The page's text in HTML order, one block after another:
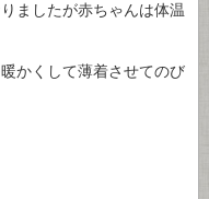
ましたが赤ちゃんは体温
かくして薄着させてのび